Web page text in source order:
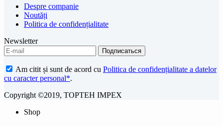
Despre companie
Noutăți
Politica de confidențialitate
Newsletter
Am citit și sunt de acord cu Politica de confidențialitate a datelor
cu caracter personal*.
Copyright ©2019, TOPTEH IMPEX
Shop